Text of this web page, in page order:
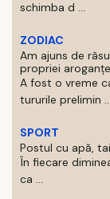
schimba d ...
ZODIAC
Am ajuns de
propriei aroganțe
A fost o vreme
tururile prelimin ...
SPORT
Postul cu apă,
În fiecare
ca ...